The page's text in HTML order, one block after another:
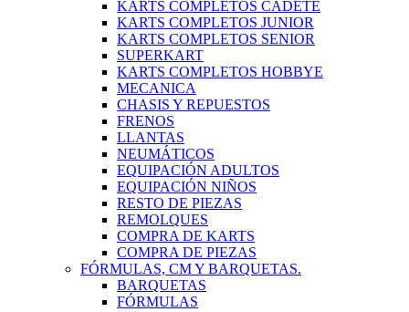
KARTS COMPLETOS CADETE
KARTS COMPLETOS JUNIOR
KARTS COMPLETOS SENIOR
SUPERKART
KARTS COMPLETOS HOBBYE
MECANICA
CHASIS Y REPUESTOS
FRENOS
LLANTAS
NEUMÁTICOS
EQUIPACIÓN ADULTOS
EQUIPACIÓN NIÑOS
RESTO DE PIEZAS
REMOLQUES
COMPRA DE KARTS
COMPRA DE PIEZAS
FÓRMULAS, CM Y BARQUETAS.
BARQUETAS
FÓRMULAS